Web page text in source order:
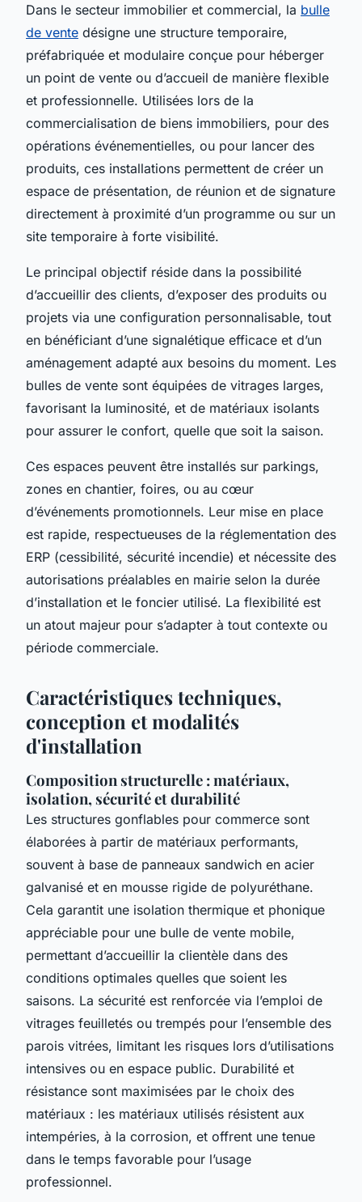
Dans le secteur immobilier et commercial, la bulle
de vente désigne une structure temporaire,
préfabriquée et modulaire conçue pour héberger
un point de vente ou d’accueil de manière flexible
et professionnelle. Utilisées lors de la
commercialisation de biens immobiliers, pour des
opérations événementielles, ou pour lancer des
produits, ces installations permettent de créer un
espace de présentation, de réunion et de signature
directement à proximité d’un programme ou sur un
site temporaire à forte visibilité.
Le principal objectif réside dans la possibilité
d’accueillir des clients, d’exposer des produits ou
projets via une configuration personnalisable, tout
en bénéficiant d’une signalétique efficace et d’un
aménagement adapté aux besoins du moment. Les
bulles de vente sont équipées de vitrages larges,
favorisant la luminosité, et de matériaux isolants
pour assurer le confort, quelle que soit la saison.
Ces espaces peuvent être installés sur parkings,
zones en chantier, foires, ou au cœur
d’événements promotionnels. Leur mise en place
est rapide, respectueuses de la réglementation des
ERP (cessibilité, sécurité incendie) et nécessite des
autorisations préalables en mairie selon la durée
d’installation et le foncier utilisé. La flexibilité est
un atout majeur pour s’adapter à tout contexte ou
période commerciale.
Caractéristiques techniques,
conception et modalités
d'installation
Composition structurelle : matériaux,
isolation, sécurité et durabilité
Les structures gonflables pour commerce sont
élaborées à partir de matériaux performants,
souvent à base de panneaux sandwich en acier
galvanisé et en mousse rigide de polyuréthane.
Cela garantit une isolation thermique et phonique
appréciable pour une bulle de vente mobile,
permettant d’accueillir la clientèle dans des
conditions optimales quelles que soient les
saisons. La sécurité est renforcée via l’emploi de
vitrages feuilletés ou trempés pour l’ensemble des
parois vitrées, limitant les risques lors d’utilisations
intensives ou en espace public. Durabilité et
résistance sont maximisées par le choix des
matériaux : les matériaux utilisés résistent aux
intempéries, à la corrosion, et offrent une tenue
dans le temps favorable pour l’usage
professionnel.